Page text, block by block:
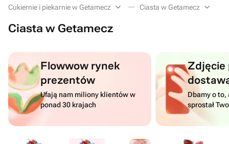
Cukiernie i piekarnie w Getamecz Ciasta w Getamecz
Ciasta w Getamecz
Flowwow rynek
prezentów
Ufają nam miliony klientów w
ponad 30 krajach
Dbamy o to,
sprostał